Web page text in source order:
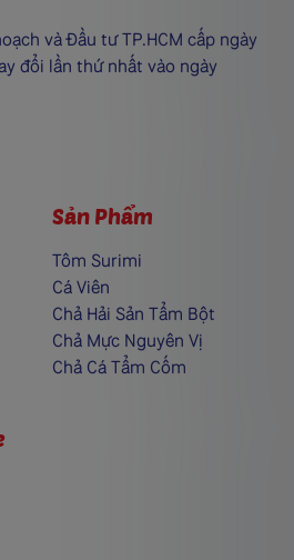
và Đầu tư TP.HCM cấp ngày
đổi lần thứ nhất vào ngày
Sản Phẩm
Tôm Surimi
Cá Viên
Chả Hải Sản Tẩm Bột
Chả Mực Nguyên Vị
Chả Cá Tẩm Cốm